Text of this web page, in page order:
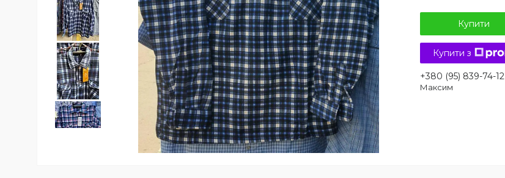
Купити
Купити з
+380 (95) 839-74-12
Максим